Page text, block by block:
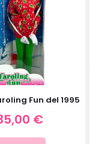
Fun del 1995
€